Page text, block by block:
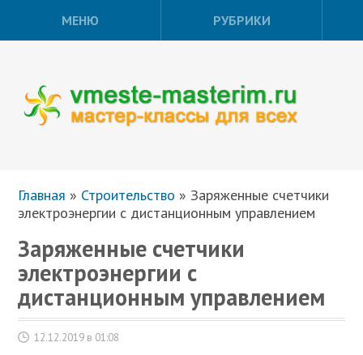
МЕНЮ РУБРИКИ
Главная » Строительство » Заряженные счетчики
электроэнергии с дистанционным управлением
Заряженные счетчики
электроэнергии с
дистанционным управлением
12.12.2019 в 01:08